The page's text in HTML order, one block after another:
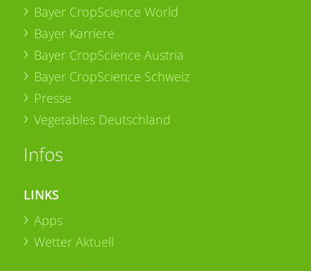
Bayer CropScience World
Bayer Karriere
Bayer CropScience Austria
Bayer CropScience Schweiz
Presse
Vegetables Deutschland
Infos
LINKS
Apps
Wetter Aktuell